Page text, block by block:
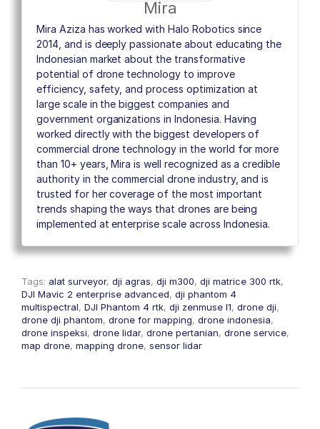
Mira
Mira Aziza has worked with Halo Robotics since
2014, and is deeply passionate about educating the
Indonesian market about the transformative
potential of drone technology to improve
efficiency, safety, and process optimization at
large scale in the biggest companies and
government organizations in Indonesia. Having
worked directly with the biggest developers of
commercial drone technology in the world for more
than 10+ years, Mira is well recognized as a credible
authority in the commercial drone industry, and is
trusted for her coverage of the most important
trends shaping the ways that drones are being
implemented at enterprise scale across Indonesia.
Tags: alat surveyor, dji agras, dji m300, dji matrice 300 rtk,
DJI Mavic 2 enterprise advanced, dji phantom 4
multispectral, DJI Phantom 4 rtk, dji zenmuse l1, drone dji,
drone dji phantom, drone for mapping, drone indonesia,
drone inspeksi, drone lidar, drone pertanian, drone service,
map drone, mapping drone, sensor lidar